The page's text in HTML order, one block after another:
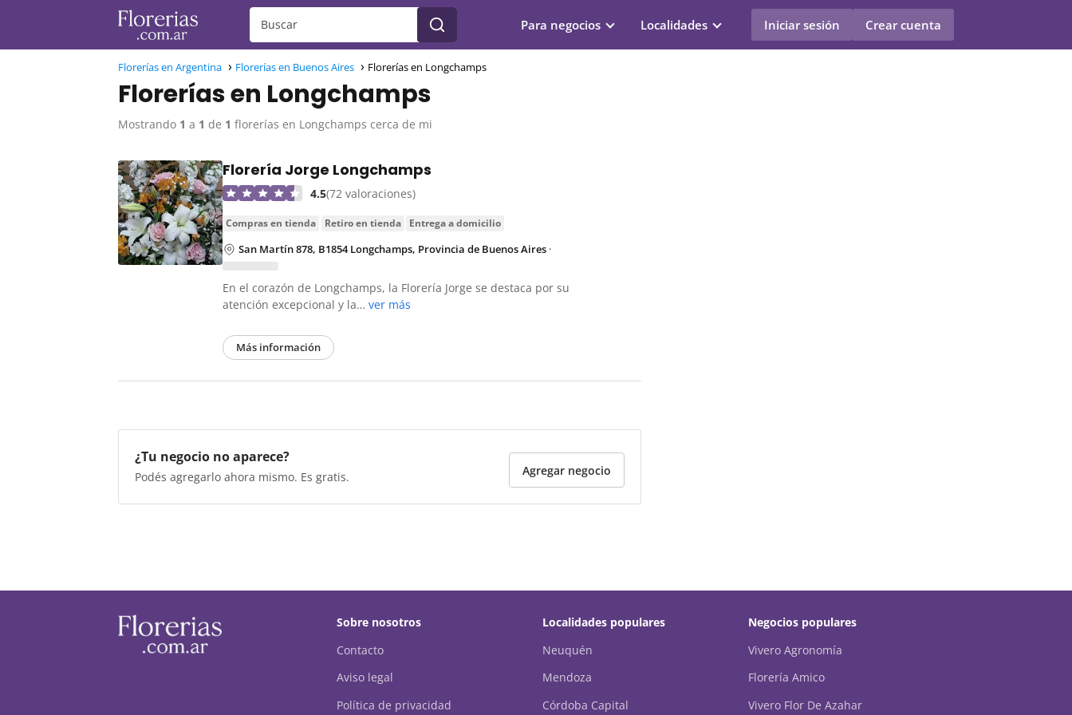
Para negocios Localidades Iniciar sesión Crear cuenta
Florerías en Argentina Florerías en Buenos Aires Florerías en Longchamps
Florerías en Longchamps
Mostrando 1 a 1 de 1 florerías en Longchamps cerca de mi
Florería Jorge Longchamps
4.5(72 valoraciones)
compras en tienda retiro en tienda entrega a domicilio
San Martín 878, B1854 Longchamps, Provincia de Buenos Aires ·
En el corazón de Longchamps, la Florería Jorge se destaca por su
atención excepcional y la…ver más
Más información
¿Tu negocio no aparece?
Podés agregarlo ahora mismo. Es gratis. Agregar negocio
Sobre nosotros
Contacto
Aviso legal
Política de privacidad
Localidades populares
Neuquén
Mendoza
Córdoba Capital
Negocios populares
Vivero Agronomía
Florería Amico
Vivero Flor De Azahar